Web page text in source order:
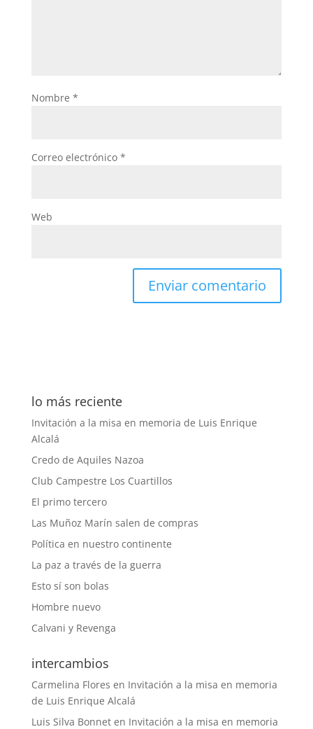
Nombre *
Correo electrónico *
Web
lo más reciente
Invitación a la misa en memoria de Luis Enrique
Alcalá
Credo de Aquiles Nazoa
Club Campestre Los Cuartillos
El primo tercero
Las Muñoz Marín salen de compras
Política en nuestro continente
La paz a través de la guerra
Esto sí son bolas
Hombre nuevo
Calvani y Revenga
intercambios
Carmelina Flores en Invitación a la misa en memoria
de Luis Enrique Alcalá
Luis Silva Bonneten Invitación a la misa en memoria